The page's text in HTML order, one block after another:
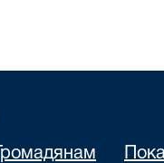
Громадянам